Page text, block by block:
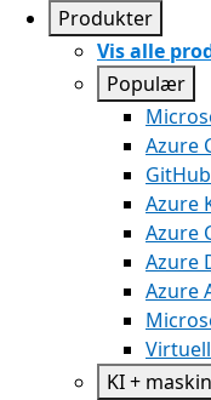
Produkter
Vis alle
Populær
Azure
Azure
Azure
Azure
Azure
KI +